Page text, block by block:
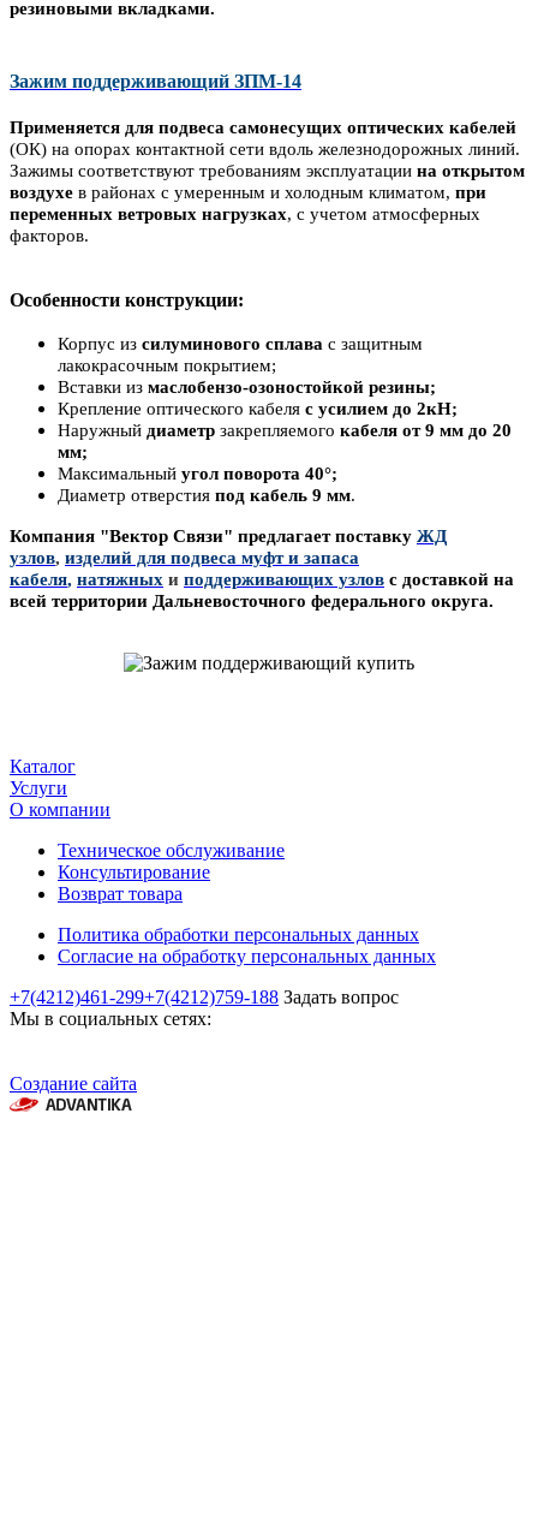
резиновыми вкладками.
Зажим поддерживающий ЗПМ-14
Применяется для подвеса самонесущих оптических кабелей
(ОК) на опорах контактной сети вдоль железнодорожных линий.
Зажимы соответствуют требованиям эксплуатации на открытом
воздухе в районах с умеренным и холодным климатом, при
переменных ветровых нагрузках, с учетом атмосферных
факторов.
Особенности конструкции:
Корпус из силуминового сплава с защитным
лакокрасочным покрытием;
Вставки из масло­бензо-озоностойкой резины;
Крепление оптического кабеля с усилием до 2кН;
Наружный диаметр закрепляемого кабеля от 9 мм до 20
мм;
Максимальный угол поворота 40°;
Диаметр отверстия под кабель 9 мм.
Компания "Вектор Связи" предлагает поставку ЖД
узлов, изделий для подвеса муфт и запаса
кабеля, натяжных и поддерживающих узлов с доставкой на
всей территории Дальневосточного федерального округа.
Каталог
Услуги
О компании
Техническое обслуживание
Консультирование
Возврат товара
Политика обработки персональных данных
Согласие на обработку персональных данных
+7(4212)461-299+7(4212)759-188 Задать вопрос
Мы в социальных сетях:
Создание сайта